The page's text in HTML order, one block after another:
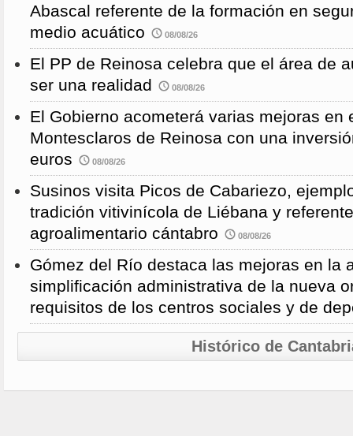
Abascal referente de la formación en
medio acuático
08/08/26
El PP de Reinosa celebra que el área de
ser una realidad
08/08/26
El Gobierno acometerá varias mejoras en
Montesclaros de Reinosa con una
euros
08/08/26
Susinos visita Picos de Cabariezo,
tradición vitivinícola de Liébana y
agroalimentario cántabro
08/08/26
Gómez del Río destaca las mejoras en la
simplificación administrativa de la nueva
requisitos de los centros sociales y de
Histórico de